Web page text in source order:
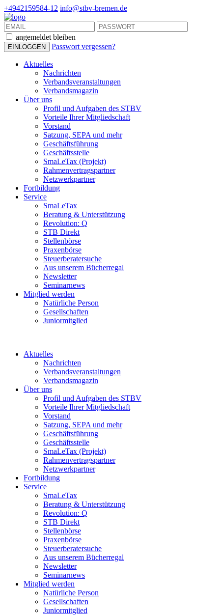
+4942159584-12 info@stbv-bremen.de
angemeldet bleiben
Passwort vergessen?
Aktuelles
Nachrichten
Verbandsveranstaltungen
Verbandsmagazin
Über uns
Profil und Aufgaben des STBV
Vorteile Ihrer Mitgliedschaft
Vorstand
Satzung, SEPA und mehr
Geschäftsführung
Geschäftsstelle
SmaLeTax (Projekt)
Rahmenvertragspartner
Netzwerkpartner
Fortbildung
Service
SmaLeTax
Beratung & Unterstützung
Revolution: Q
STB Direkt
Stellenbörse
Praxenbörse
Steuerberatersuche
Aus unserem Bücherregal
Newsletter
Seminarnews
Mitglied werden
Natürliche Person
Gesellschaften
Juniormitglied
Aktuelles
Nachrichten
Verbandsveranstaltungen
Verbandsmagazin
Über uns
Profil und Aufgaben des STBV
Vorteile Ihrer Mitgliedschaft
Vorstand
Satzung, SEPA und mehr
Geschäftsführung
Geschäftsstelle
SmaLeTax (Projekt)
Rahmenvertragspartner
Netzwerkpartner
Fortbildung
Service
SmaLeTax
Beratung & Unterstützung
Revolution: Q
STB Direkt
Stellenbörse
Praxenbörse
Steuerberatersuche
Aus unserem Bücherregal
Newsletter
Seminarnews
Mitglied werden
Natürliche Person
Gesellschaften
Juniormitglied